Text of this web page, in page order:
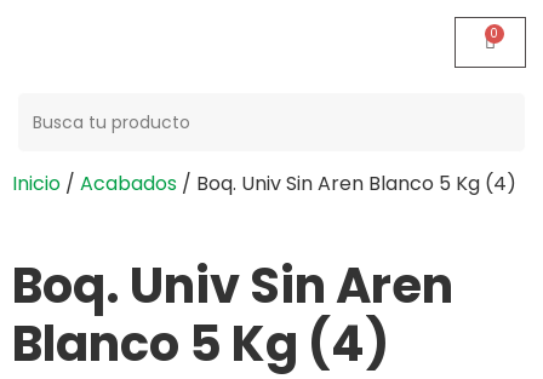
Inicio / Acabados / Boq. Univ Sin Aren Blanco 5 Kg (4)
Boq. Univ Sin Aren
Blanco 5 Kg (4)